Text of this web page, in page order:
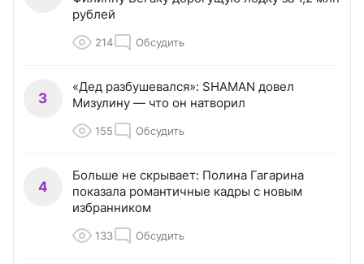
рублей
214 Обсудить
3
«Дед разбушевался»: SHAMAN довел
Мизулину — что он натворил
155 Обсудить
4
Больше не скрывает: Полина Гагарина
показала романтичные кадры с новым
избранником
133 Обсудить